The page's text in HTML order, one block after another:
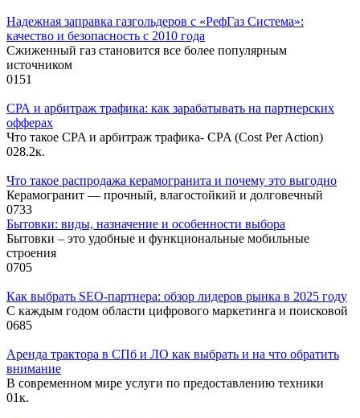
Надежная заправка газгольдеров с «РефГаз Система»:
качество и безопасность с 2010 года
Сжиженный газ становится все более популярным
источником
0151
СРА и арбитраж трафика: как зарабатывать на партнерских
офферах
Что такое CPA и арбитраж трафика- CPA (Cost Per Action)
028.2к.
Что такое распродажа керамогранита и почему это выгодно
Керамогранит — прочный, влагостойкий и долговечный
0733
Бытовки: виды, назначение и особенности выбора
Бытовки – это удобные и функциональные мобильные
строения
0705
Как выбрать SEO-партнера: обзор лидеров рынка в 2025 году
С каждым годом области цифрового маркетинга и поисковой
0685
Аренда трактора в СПб и ЛО как выбрать и на что обратить
внимание
В современном мире услуги по предоставлению техники
01к.